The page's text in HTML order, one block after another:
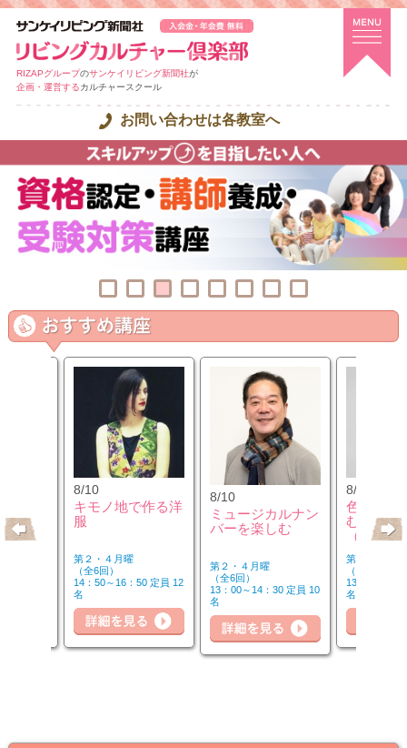
RIZAPグループのサンケイリビング新聞社が
企画・運営するカルチャースクール
お問い合わせは各教室へ
8/10
キモノ地で作る洋
服
第２・４月曜
（全6回）
14：50～16：50 定員 12
名
8/10
ミュージカルナン
バーを楽しむ
第２・４月曜
（全6回）
13：00～14：30 定員 10
名
8/12
色のチカ
むカラー
（第2水
第２水曜
（全3回）
13：00～14
名
詳細を見る 詳細を見る